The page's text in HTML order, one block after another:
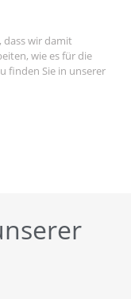
dass wir damit
wie es für die
finden Sie in unserer